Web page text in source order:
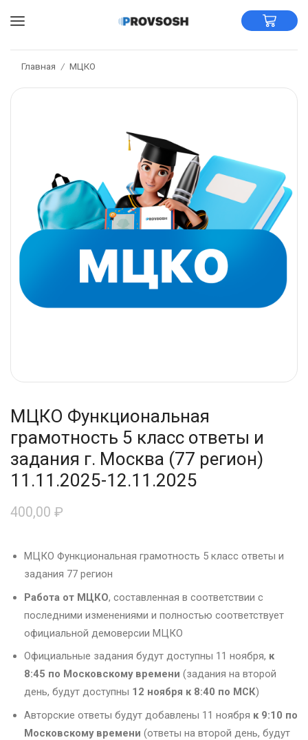
Главная / МЦКО
МЦКО Функциональная
грамотность 5 класс ответы и
задания г. Москва (77 регион)
11.11.2025-12.11.2025
400,00 ₽
МЦКО Функциональная грамотность 5 класс ответы и
задания 77 регион
Работа от МЦКО, составленная в соответствии с
последними изменениями и полностью соответствует
официальной демоверсии МЦКО
Официальные задания будут доступны 11 ноября, к
8:45 по Московскому времени (задания на второй
день, будут доступны 12 ноября к 8:40 по МСК)
Авторские ответы будут добавлены 11 ноября к 9:10 по
Московскому времени (ответы на второй день, будут